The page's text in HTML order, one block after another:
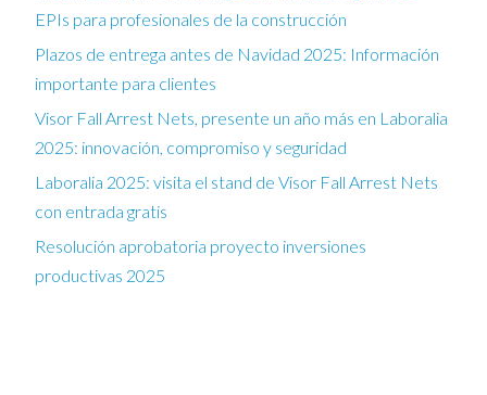
EPIs para profesionales de la construcción
Plazos de entrega antes de Navidad 2025: Información
importante para clientes
Visor Fall Arrest Nets, presente un año más en Laboralia
2025: innovación, compromiso y seguridad
Laboralia 2025: visita el stand de Visor Fall Arrest Nets
con entrada gratis
Resolución aprobatoria proyecto inversiones
productivas 2025